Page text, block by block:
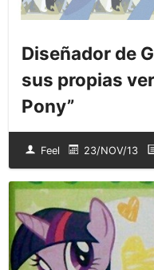
Diseñador de
sus propias
Pony”
Feel 23/NOV/13